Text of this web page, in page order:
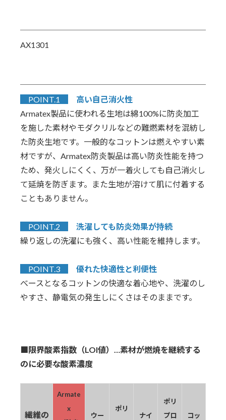
AX1301
POINT.1
高い自己消火性
Armatex製品に使われる生地は綿100%に防炎加工
を施した素材やモダクリルなどの難燃素材を混紡し
た防炎生地です。一般的なコットンは燃えやすい素
材ですが、Armatex防炎製品は高い防炎性能を持つ
ため、発火しにくく、万が一着火しても自己消火し
て延焼を防ぎます。また生地が溶けて肌に付着する
こともありません。
POINT.2
洗濯しても防炎効果が持続
繰り返しの洗濯にも強く、高い性能を維持します。
POINT.3
優れた快適性と利便性
べースとなるコットンの快適な着心地や、洗濯のし
やすさ、静電気の発生しにくさはそのままです。
■限界酸素指数（LOI値）…素材が燃焼を継続する
のに必要な酸素濃度
繊維の
Armate
x
ウー
ポリ
ナイ
ポリ
プロ
コッ